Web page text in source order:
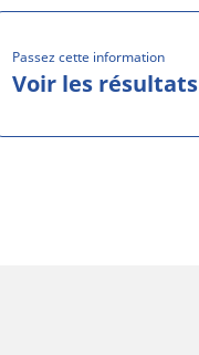
Passez cette information
Voir les résultats